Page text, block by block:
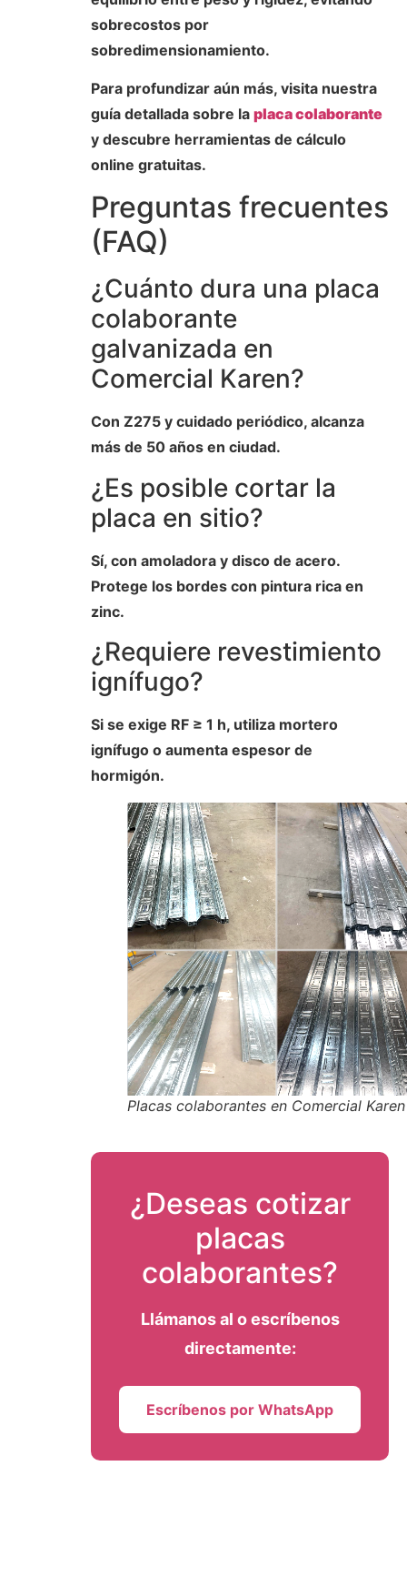
sobrecostos por
sobredimensionamiento.
Para profundizar aún más, visita nuestra
guía detallada sobre la placa colaborante
y descubre herramientas de cálculo
online gratuitas.
Preguntas frecuentes
(FAQ)
¿Cuánto dura una placa
colaborante
galvanizada en
Comercial Karen?
Con Z275 y cuidado periódico, alcanza
más de 50 años en ciudad.
¿Es posible cortar la
placa en sitio?
Sí, con amoladora y disco de acero.
Protege los bordes con pintura rica en
zinc.
¿Requiere revestimiento
ignífugo?
Si se exige RF ≥ 1 h, utiliza mortero
ignífugo o aumenta espesor de
hormigón.
Placas colaborantes en Comercial Karen
¿Deseas cotizar
placas
colaborantes?
Llámanos al o escríbenos
directamente:
Escríbenos por WhatsApp